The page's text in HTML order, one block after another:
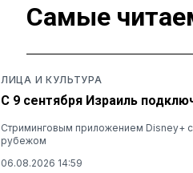
Самые
ЛИЦА И КУЛЬТУРА
С 9 сентября Израиль
Стриминговым приложением Disney+ с
рубежом
06.08.2026 14:59